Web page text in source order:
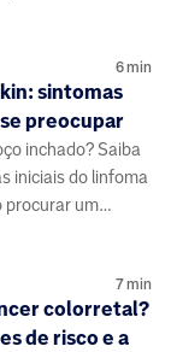
6min
sintomas
preocupar
inchado? Saiba
iniciais do linfoma
procurar um
7min
colorretal?
de risco e a